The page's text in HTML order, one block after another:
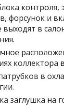
контроля,
форсунок и
в
коллектора
в
заглушка на